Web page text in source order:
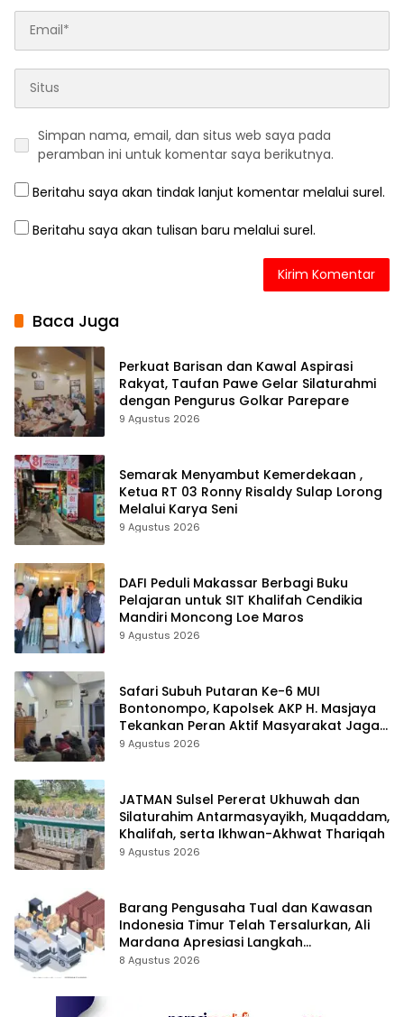
Simpan nama, email, dan situs web saya pada
peramban ini untuk komentar saya berikutnya.
Beritahu saya akan tindak lanjut komentar melalui surel.
Beritahu saya akan tulisan baru melalui surel.
Baca Juga
Perkuat Barisan dan Kawal Aspirasi
Rakyat, Taufan Pawe Gelar Silaturahmi
dengan Pengurus Golkar Parepare
9 Agustus 2026
Semarak Menyambut Kemerdekaan ,
Ketua RT 03 Ronny Risaldy Sulap Lorong
Melalui Karya Seni
9 Agustus 2026
DAFI Peduli Makassar Berbagi Buku
Pelajaran untuk SIT Khalifah Cendikia
Mandiri Moncong Loe Maros
9 Agustus 2026
Safari Subuh Putaran Ke-6 MUI
Bontonompo, Kapolsek AKP H. Masjaya
Tekankan Peran Aktif Masyarakat Jaga
Kamtibmas
9 Agustus 2026
JATMAN Sulsel Pererat Ukhuwah dan
Silaturahim Antarmasyayikh, Muqaddam,
Khalifah, serta Ikhwan-Akhwat Thariqah
9 Agustus 2026
Barang Pengusaha Tual dan Kawasan
Indonesia Timur Telah Tersalurkan, Ali
Mardana Apresiasi Langkah
Penyelesaian PT Afid Logistik dan PT
8 Agustus 2026